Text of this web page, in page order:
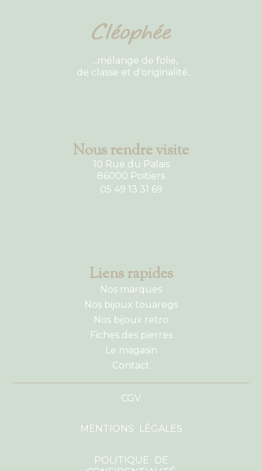
...mélange de folie,
de classe et d'originalité...
Nous rendre visite
10 Rue du Palais
86000 Poitiers
05 49 13 31 69
Liens rapides
Nos marques
Nos bijoux touaregs
Nos bijoux retro
Fiches des pierres
Le magasin
Contact
CGV
MENTIONS LÉGALES
POLITIQUE DE